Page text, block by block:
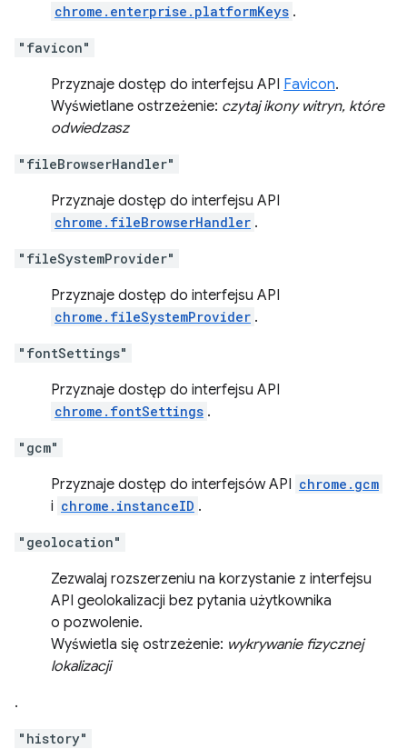
chrome.enterprise.platformKeys .
"favicon"
Przyznaje dostęp do interfejsu API Favicon.
Wyświetlane ostrzeżenie: czytaj ikony witryn, które
odwiedzasz
"fileBrowserHandler"
Przyznaje dostęp do interfejsu API
chrome.fileBrowserHandler .
"fileSystemProvider"
Przyznaje dostęp do interfejsu API
chrome.fileSystemProvider .
"fontSettings"
Przyznaje dostęp do interfejsu API
chrome.fontSettings .
"gcm"
Przyznaje dostęp do interfejsów API chrome.gcm
i chrome.instanceID .
"geolocation"
Zezwalaj rozszerzeniu na korzystanie z interfejsu
API geolokalizacji bez pytania użytkownika
o pozwolenie.
Wyświetla się ostrzeżenie: wykrywanie fizycznej
lokalizacji
.
"history"